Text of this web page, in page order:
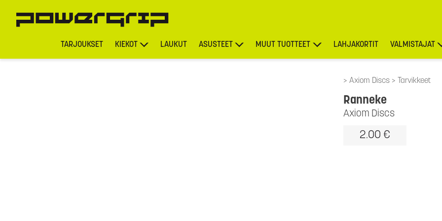
TARJOUKSET KIEKOT LAUKUT ASUSTEET MUUT TUOTTEET LAHJAKORTIT VALMISTAJAT
Axiom Discs Tarvikkeet
Axiom Discs
Ranneke
2.00 €